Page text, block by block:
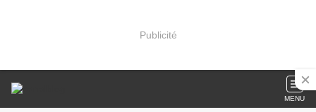
Publicité
MENU